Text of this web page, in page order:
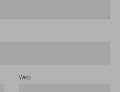
Web